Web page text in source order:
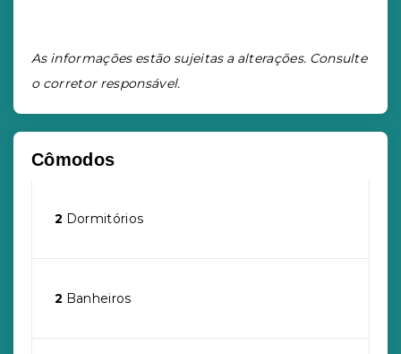
As informações estão sujeitas a alterações. Consulte
o corretor responsável.
Cômodos
2 Dormitórios
2 Banheiros